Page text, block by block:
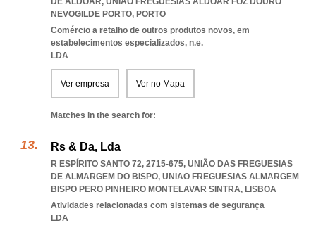
NEVOGILDE PORTO, PORTO
Comércio a retalho de outros produtos novos, em
estabelecimentos especializados, n.e.
LDA
Ver empresa Ver no Mapa
Matches in the search for:
Rs & Da, Lda
R ESPÍRITO SANTO 72, 2715-675, UNIÃO DAS FREGUESIAS
DE ALMARGEM DO BISPO, UNIAO FREGUESIAS ALMARGEM
BISPO PERO PINHEIRO MONTELAVAR SINTRA, LISBOA
Atividades relacionadas com sistemas de segurança
LDA